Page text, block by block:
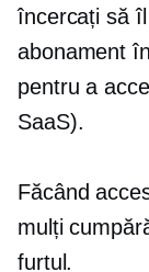
încercați să
abonament
pentru a
SaaS).
Făcând
mulți
furtul.